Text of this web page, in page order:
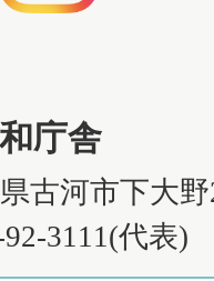
庁舎
古河市下大
3111(代表)